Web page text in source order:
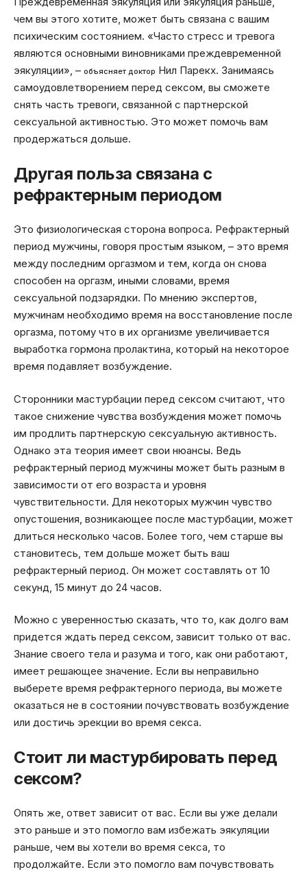
чем вы этого хотите, может быть связана с вашим
психическим состоянием. «Часто стресс и тревога
являются основными виновниками преждевременной
эякуляции», – объясняет доктор Нил Парекх. Занимаясь
самоудовлетворением перед сексом, вы сможете
снять часть тревоги, связанной с партнерской
сексуальной активностью. Это может помочь вам
продержаться дольше.
Другая польза связана с
рефрактерным периодом
Это физиологическая сторона вопроса. Рефрактерный
период мужчины, говоря простым языком, – это время
между последним оргазмом и тем, когда он снова
способен на оргазм, иными словами, время
сексуальной подзарядки. По мнению экспертов,
мужчинам необходимо время на восстановление после
оргазма, потому что в их организме увеличивается
выработка гормона пролактина, который на некоторое
время подавляет возбуждение.
Сторонники мастурбации перед сексом считают, что
такое снижение чувства возбуждения может помочь
им продлить партнерскую сексуальную активность.
Однако эта теория имеет свои нюансы. Ведь
рефрактерный период мужчины может быть разным в
зависимости от его возраста и уровня
чувствительности. Для некоторых мужчин чувство
опустошения, возникающее после мастурбации, может
длиться несколько часов. Более того, чем старше вы
становитесь, тем дольше может быть ваш
рефрактерный период. Он может составлять от 10
секунд, 15 минут до 24 часов.
Можно с уверенностью сказать, что то, как долго вам
придется ждать перед сексом, зависит только от вас.
Знание своего тела и разума и того, как они работают,
имеет решающее значение. Если вы неправильно
выберете время рефрактерного периода, вы можете
оказаться не в состоянии почувствовать возбуждение
или достичь эрекции во время секса.
Стоит ли мастурбировать перед
сексом?
Опять же, ответ зависит от вас. Если вы уже делали
это раньше и это помогло вам избежать эякуляции
раньше, чем вы хотели во время секса, то
продолжайте. Если это помогло вам почувствовать